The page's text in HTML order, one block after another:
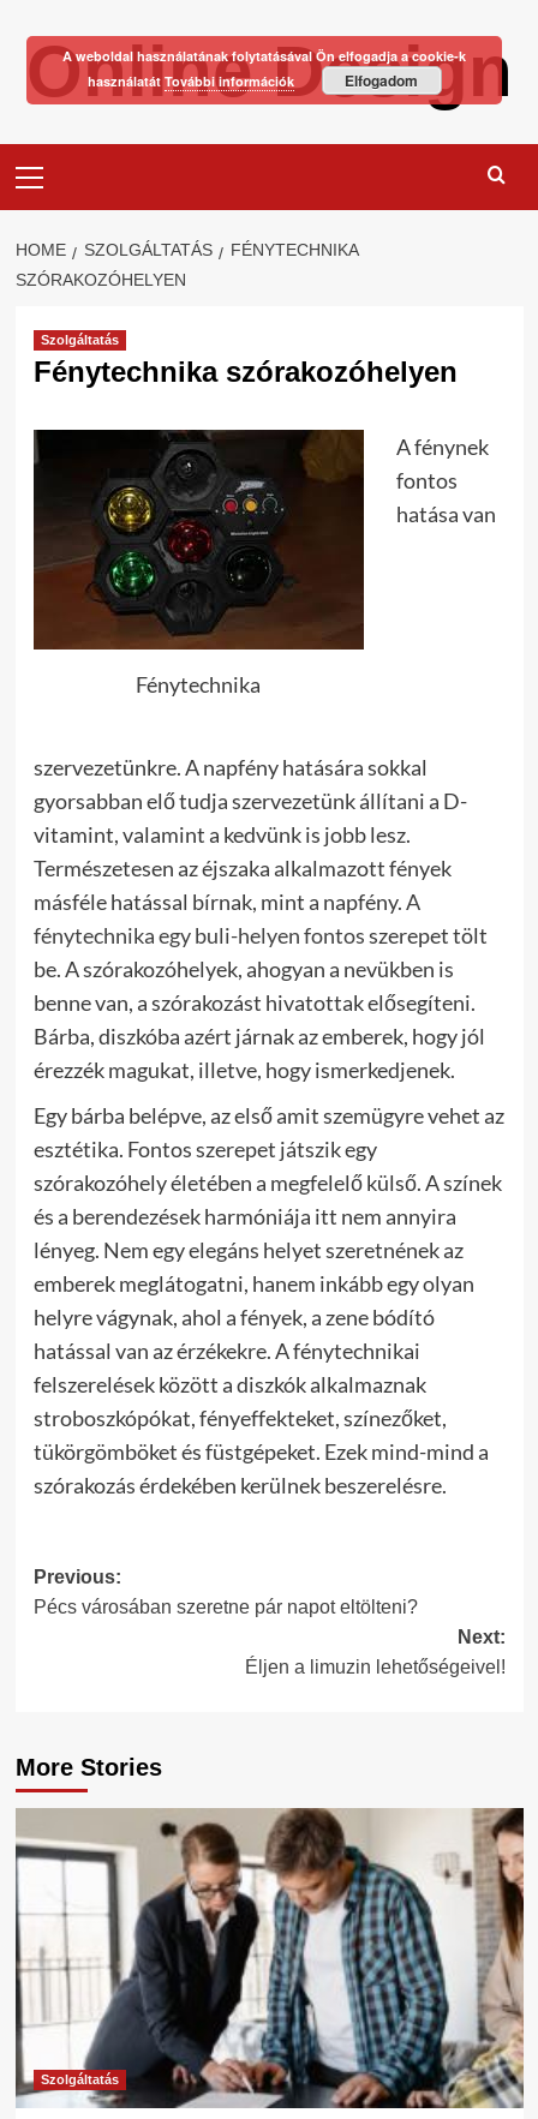
contentOnline Design
Menu
HOME SZOLGÁLTATÁS
FÉNYTECHNIKA
SZÓRAKOZÓHELYEN
Szolgáltatás
Fénytechnika szórakozóhelyen
Fénytechnika
A fénynek
fontos
hatása van
szervezetünkre. A napfény hatására sokkal
gyorsabban elő tudja szervezetünk állítani a D-
vitamint, valamint a kedvünk is jobb lesz.
Természetesen az éjszaka alkalmazott fények
másféle hatással bírnak, mint a napfény.A
fénytechnika egy buli-helyen fontosszerepet tölt
be. A szórakozóhelyek, ahogyan a nevükben is
benne van, a szórakozást hivatottak elősegíteni.
Bárba, diszkóba azért járnak az emberek, hogy jól
érezzék magukat, illetve, hogy ismerkedjenek.
Egy bárba belépve, az első amit szemügyre vehet az
esztétika. Fontos szerepet játszik egy
szórakozóhely életében a megfelelő külső. A színek
és a berendezések harmóniája itt nem annyira
lényeg. Nem egy elegáns helyet szeretnének az
emberek meglátogatni, hanem inkább egy olyan
helyre vágynak, ahol a fények, a zene bódító
hatással van az érzékekre. A fénytechnikai
felszerelések között a diszkók alkalmaznak
stroboszkópókat, fényeffekteket, színezőket,
tükörgömböket és füstgépeket. Ezek mind-mind a
szórakozás érdekében kerülnek beszerelésre.
Post
navigation
Previous:
Pécs városában szeretne pár napot eltölteni?
Next:
Éljen a limuzin lehetőségeivel!
More Stories
Szolgáltatás
A weboldal használatának folytatásával Ön elfogadja a cookie-k
használatát További információk Elfogadom